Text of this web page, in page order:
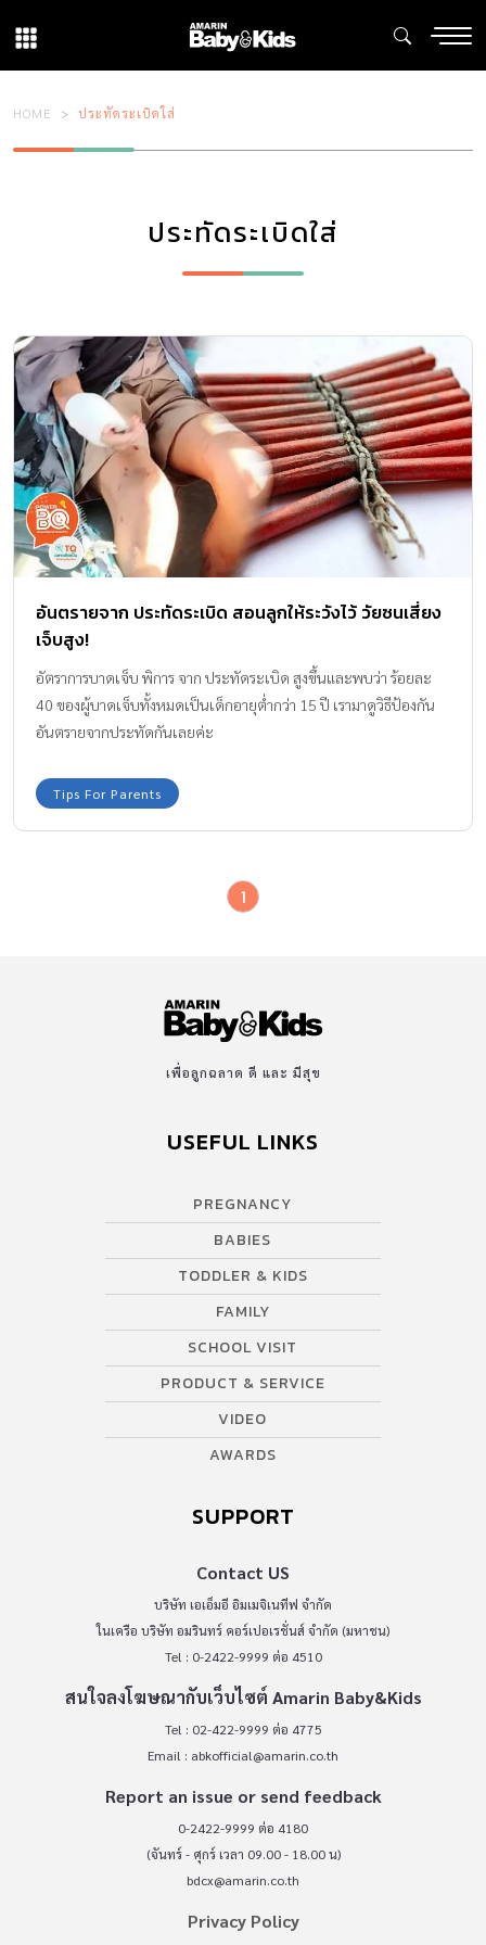
HOME ประทัดระเบิดใส่
ประทัดระเบิดใส่
อันตรายจาก ประทัดระเบิด สอนลูกให้ระวังไว้ วัยซนเสี่ยง
เจ็บสูง!
อัตราการบาดเจ็บ พิการ จาก ประทัดระเบิด สูงขึ้นและพบว่า ร้อยละ
40 ของผู้บาดเจ็บทั้งหมดเป็นเด็กอายุต่ำกว่า 15 ปี เรามาดูวิธีป้องกัน
อันตรายจากประทัดกันเลยค่ะ
Tips For Parents
1
เพื่อลูกฉลาด ดี และ มีสุข
USEFUL LINKS
PREGNANCY
BABIES
TODDLER & KIDS
FAMILY
SCHOOL VISIT
PRODUCT & SERVICE
VIDEO
AWARDS
SUPPORT
Contact US
บริษัท เอเอ็มอี อิมเมจิเนทีฟ จำกัด
ในเครือ บริษัท อมรินทร์ คอร์เปอเรชั่นส์ จำกัด (มหาชน)
Tel : 0-2422-9999 ต่อ 4510
สนใจลงโฆษณากับเว็บไซต์ Amarin Baby&Kids
Tel : 02-422-9999 ต่อ 4775
Email : abkofficial@amarin.co.th
Report an issue or send feedback
0-2422-9999 ต่อ 4180
(จันทร์ - ศุกร์ เวลา 09.00 - 18.00 น)
bdcx@amarin.co.th
Privacy Policy